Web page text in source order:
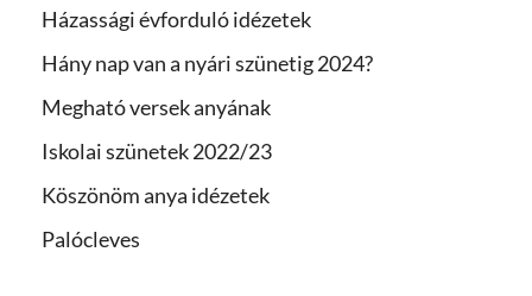
Házassági évforduló idézetek
Hány nap van a nyári szünetig 2024?
Megható versek anyának
Iskolai szünetek 2022/23
Köszönöm anya idézetek
Palócleves